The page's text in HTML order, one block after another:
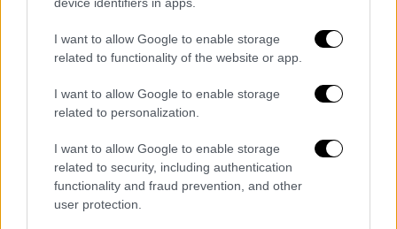
I want to allow Google to enable storage
related to functionality of the website or app.
I want to allow Google to enable storage
related to personalization.
I want to allow Google to enable storage
related to security, including authentication
functionality and fraud prevention, and other
user protection.
ΟΛΕΣ ΟΙ ΕΙΔΗΣΕΙΣ
στην ενημέρωση από το πλήρωμα -
Ακόμα και την ύστατη ώρα δεν υπήρξε
αναφορά για το φορτίο
Φυσικό αέριο: Η συμφωνία ΕΕ-
Αζερμπαϊτζάν αυξάνει τις ροές στη Ν.Α.
Ευρώπη